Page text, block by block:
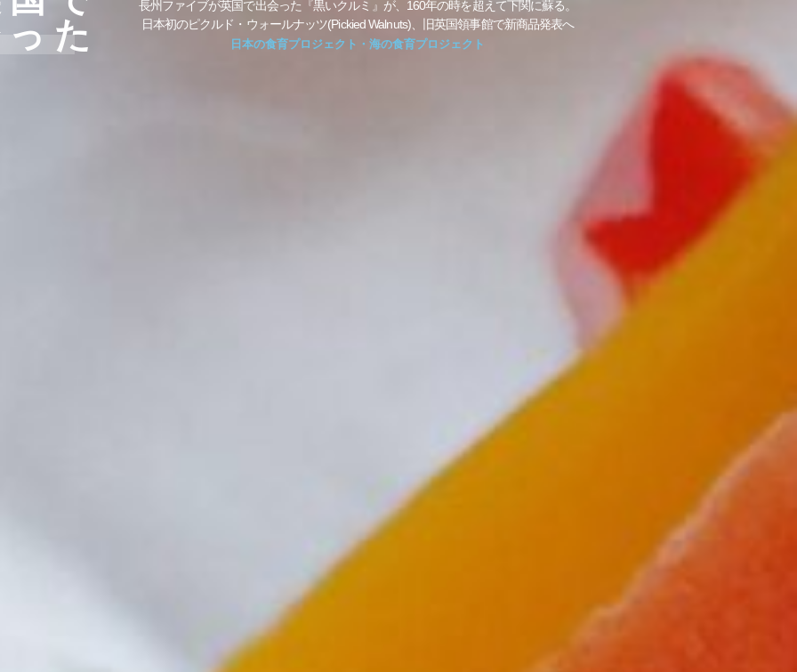
た
長州ファイブが英国で出会った『黒いクルミ』が、160年の時を超えて下関に蘇る。
日本初のピクルド・ウォールナッツ(Pickied Walnuts)、旧英国領事館で新商品発表へ
日本の食育プロジェクト・海の食育プロジェクト